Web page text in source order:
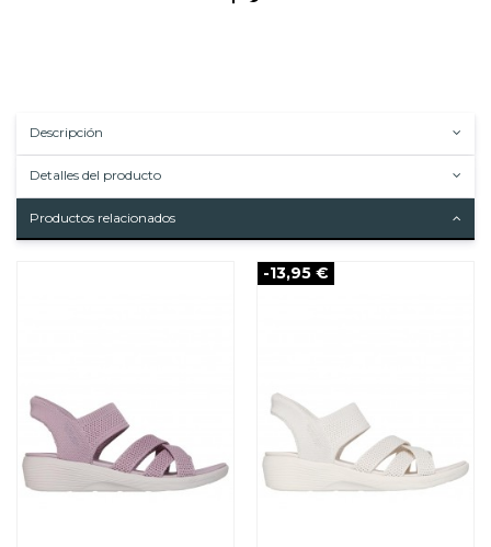
Descripción
Detalles del producto
Productos relacionados
-13,95 €